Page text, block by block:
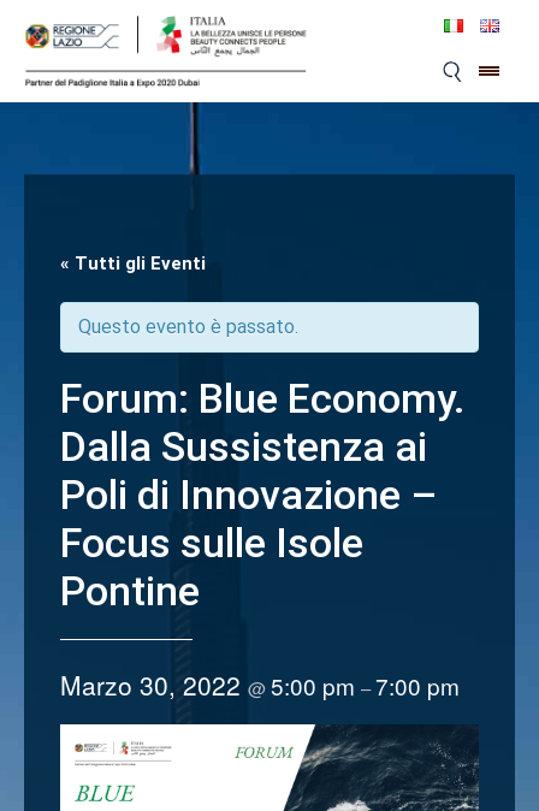
content
« Tutti gli Eventi
Questo evento è passato.
Forum: Blue Economy.
Dalla Sussistenza ai
Poli di Innovazione –
Focus sulle Isole
Pontine
Marzo 30, 2022 @5:00 pm –7:00 pm